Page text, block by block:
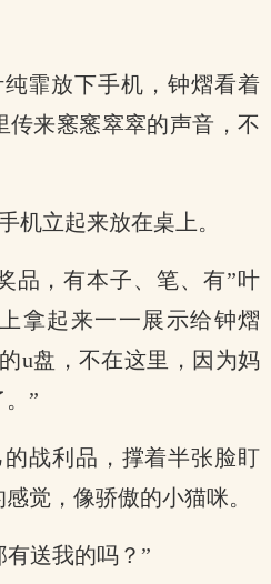
霏放下手机，钟熠看着
传来窸窸窣窣的声音，不
机立起来放在桌上。
品，有本子、笔、有”叶
拿起来一一展示给钟熠
u盘，不在这里，因为妈
”
战利品，撑着半张脸盯
觉，像骄傲的小猫咪。
送我的吗？”